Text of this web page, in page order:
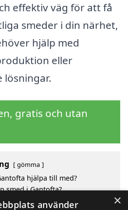
effektiv väg för att få
smeder i din närhet,
hjälp med
eller
lösningar.
gratis och utan
gömma
hjälpa till med?
smed i Gantofta?
smed i Gantofta
×
använder